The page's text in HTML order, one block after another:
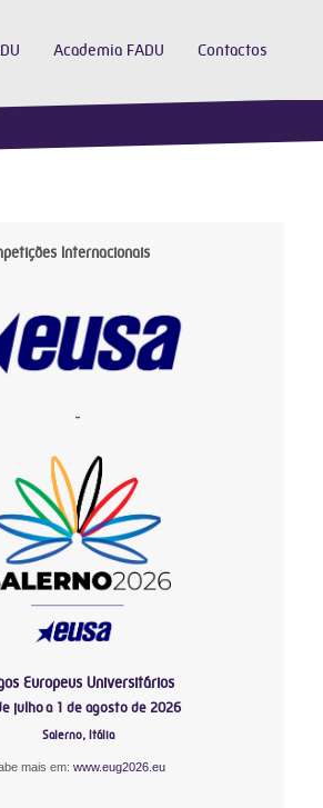
Academia FADU Contactos
Internacionais
-
Europeus Universitários
julho a 1 de agosto de 2026
Salerno, Itália
mais em:www.eug2026.eu